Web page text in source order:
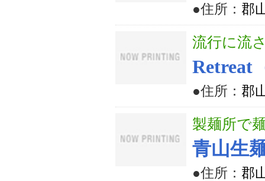
●住所： 郡
流行に流
Retreat
●住所： 郡
製麺所で
青山生
●住所： 郡